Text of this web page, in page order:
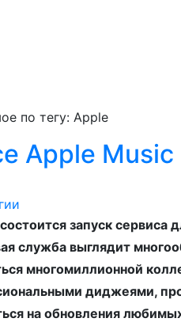
по тегу: Apple
Apple Music
запуск сервиса
служба выглядит
многомиллионной
диджеями,
на обновления